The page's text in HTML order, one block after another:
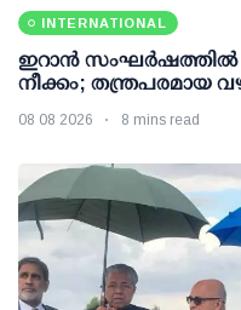
INTERNATIONAL
ഇറാന്‍ സംഘര്‍ഷത്തില്‍
നീക്കം; തന്ത്രപരമായ
08 08 2026 8 mins read